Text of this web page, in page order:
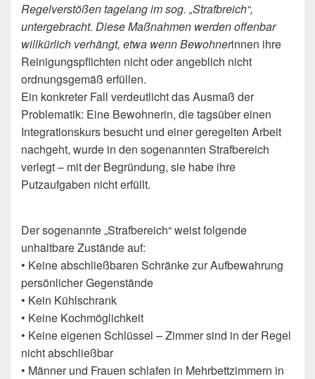
Regelverstößen tagelang im sog. „Strafbreich“,
untergebracht. Diese Maßnahmen werden offenbar
willkürlich verhängt, etwa wenn Bewohnerinnen ihre
Reinigungspflichten nicht oder angeblich nicht
ordnungsgemäß erfüllen.
Ein konkreter Fall verdeutlicht das Ausmaß der
Problematik: Eine Bewohnerin, die tagsüber einen
Integrationskurs besucht und einer geregelten Arbeit
nachgeht, wurde in den sogenannten Strafbereich
verlegt – mit der Begründung, sie habe ihre
Putzaufgaben nicht erfüllt.
Der sogenannte „Strafbereich“ weist folgende
unhaltbare Zustände auf:
• Keine abschließbaren Schränke zur Aufbewahrung
persönlicher Gegenstände
• Kein Kühlschrank
• Keine Kochmöglichkeit
• Keine eigenen Schlüssel – Zimmer sind in der Regel
nicht abschließbar
• Männer und Frauen schlafen in Mehrbettzimmern in